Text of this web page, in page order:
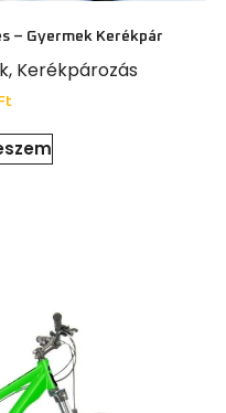
– Gyermek Kerékpár
, Kerékpározás
Ft